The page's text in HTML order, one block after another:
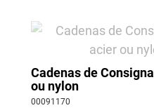
Cadenas de
ou nylon
00091170